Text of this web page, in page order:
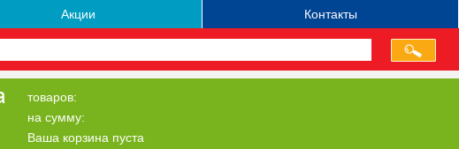
Акции Контакты
товаров:
на сумму:
Ваша корзина пуста